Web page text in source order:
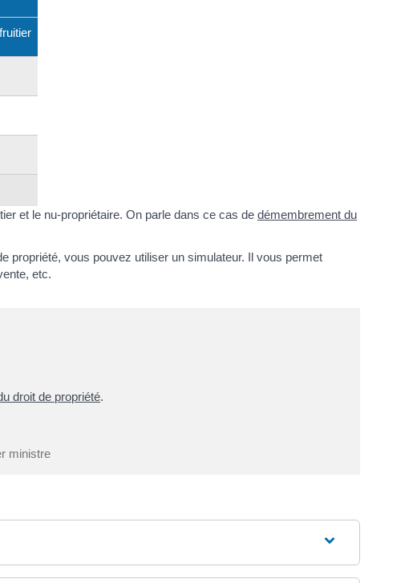
et le nu-propriétaire. On parle dans ce cas de démembrement du
propriété, vous pouvez utiliser un simulateur. Il vous permet
etc.
droit de propriété.
ministre